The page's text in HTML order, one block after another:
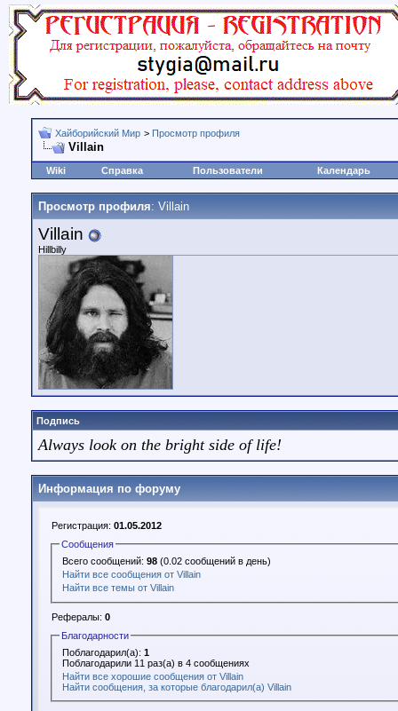
Хайборийский Мир > Просмотр профиля
Villain
Wiki Справка Пользователи Календарь
Просмотр профиля: Villain
Villain
Hillbilly
Подпись
Always look on the bright side of life!
Информация по форуму
Регистрация: 01.05.2012
Сообщения
Всего сообщений:98 (0.02 сообщений в день)
Найти все сообщения от Villain
Найти все темы от Villain
Рефералы: 0
Благодарности
Поблагодарил(а):1
Поблагодарили 11 раз(а) в 4 сообщениях
Найти все хорошие сообщения от Villain
Найти сообщения, за которые благодарил(а) Villain